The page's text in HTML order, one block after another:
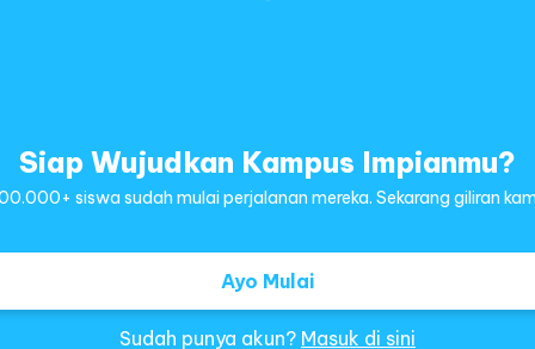
Siap Wujudkan Kampus Impianmu?
siswa sudah mulai perjalanan mereka. Sekarang giliran
Ayo Mulai
Sudah punya akun? Masuk di sini